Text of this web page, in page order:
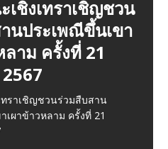
เชิงเทราเชิญชวน
นประเพณีขึ้นเขา
ลาม ครั้งที่ 21
ทราเชิญชวนร่วมสืบสาน
เผาข้าวหลาม ครั้งที่ 21
ยัตสึ โคขุน
ฒนา 6 ต.บางหัว
ะประแดง
าการ
ไทยออนไล พาชิม Yattsu
ปิด 10:00-20:30 น. บริการ
หารอ
รา สท.รักษ์ ใจบุญ
บทลุงซานต้า ลุย
ด็กและผู้พิการส่ง
อนรับปีใหม่
.รักษ์ ใจบุญนำทีมสวมบทลุง
องเด็กและผู้พิการส่งท้ายปีเก่า
เชิงเทราเข้าร่วม
คอร์รัปชันสากล
ทย)
66 เวลา 09.30 น. ที่ ห้อง
ริพัฒน์ ชั้น4 ศาลากลาง
รา นาง